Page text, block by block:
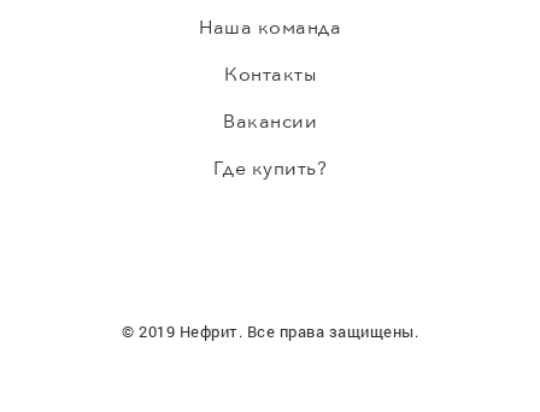
Наша команда
Контакты
Вакансии
Где купить?
© 2019 Нефрит. Все права защищены.